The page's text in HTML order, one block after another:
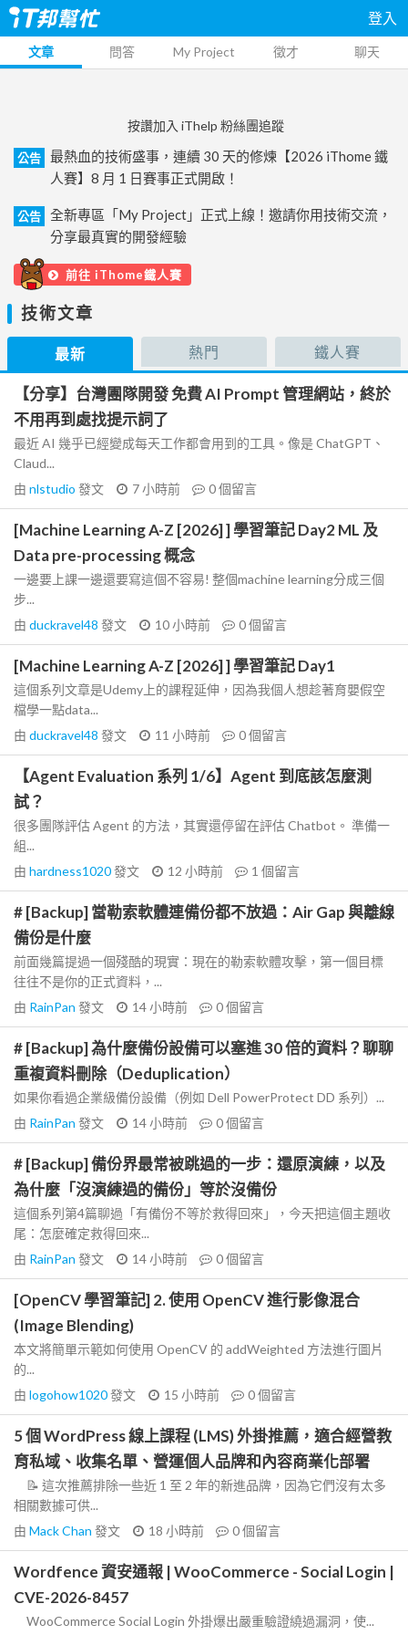
登入
文章 問答 My Project 徵才 聊天
按讚加入 iThelp 粉絲團追蹤
公告
最熱血的技術盛事，連續 30 天的修煉【2026 iThome 鐵
人賽】8 月 1 日賽事正式開啟！
公告
全新專區「My Project」正式上線！邀請你用技術交流，
分享最真實的開發經驗
前往 iThome鐵人賽
技術文章
最新 熱門 鐵人賽
【分享】台灣團隊開發 免費 AI Prompt 管理網站，終於
不用再到處找提示詞了
最近 AI 幾乎已經變成每天工作都會用到的工具。像是 ChatGPT、
Claud...
由 nlstudio 發文 7 小時前 0個留言
[Machine Learning A-Z [2026] ] 學習筆記 Day2 ML 及
Data pre-processing 概念
一邊要上課一邊還要寫這個不容易! 整個machine learning分成三個
步...
由 duckravel48 發文 10 小時前 0個留言
[Machine Learning A-Z [2026] ] 學習筆記 Day1
這個系列文章是Udemy上的課程延伸，因為我個人想趁著育嬰假空
檔學一點data...
由 duckravel48 發文 11 小時前 0個留言
【Agent Evaluation 系列 1/6】Agent 到底該怎麼測
試？
很多團隊評估 Agent 的方法，其實還停留在評估 Chatbot。 準備一
組...
由 hardness1020發文 12 小時前 1 個留言
# [Backup] 當勒索軟體連備份都不放過：Air Gap 與離線
備份是什麼
前面幾篇提過一個殘酷的現實：現在的勒索軟體攻擊，第一個目標
往往不是你的正式資料，...
由 RainPan 發文 14 小時前 0個留言
# [Backup] 為什麼備份設備可以塞進 30 倍的資料？聊聊
重複資料刪除（Deduplication）
如果你看過企業級備份設備（例如 Dell PowerProtect DD 系列）...
由 RainPan 發文 14 小時前 0個留言
# [Backup] 備份界最常被跳過的一步：還原演練，以及
為什麼「沒演練過的備份」等於沒備份
這個系列第4篇聊過「有備份不等於救得回來」，今天把這個主題收
尾：怎麼確定救得回來...
由 RainPan 發文 14 小時前 0個留言
[OpenCV 學習筆記] 2. 使用 OpenCV 進行影像混合
(Image Blending)
本文將簡單示範如何使用 OpenCV 的 addWeighted 方法進行圖片
的...
由 logohow1020發文 15 小時前 0個留言
5 個 WordPress 線上課程 (LMS) 外掛推薦，適合經營教
育私域、收集名單、營運個人品牌和內容商業化部署
📝 這次推薦排除一些近 1 至 2 年的新進品牌，因為它們沒有太多
相關數據可供...
由 Mack Chan 發文 18 小時前 0個留言
Wordfence 資安通報 | WooCommerce - Social Login |
CVE-2026-8457
WooCommerce Social Login 外掛爆出嚴重驗證繞過漏洞，使...